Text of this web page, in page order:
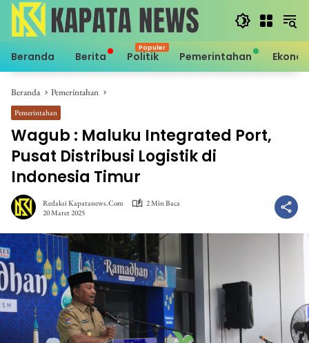
Langsung
konten
Beranda Berita Politik Pemerintahan
Beranda Pemerintahan
Pemerintahan
Wagub : Maluku Integrated Port,
Pusat Distribusi Logistik di
Indonesia Timur
Redaksi Kapatanews.com
2 Min Baca
20 Maret 2025